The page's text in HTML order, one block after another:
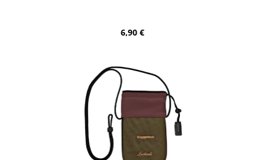
Regulärer Preis:
6,90 €